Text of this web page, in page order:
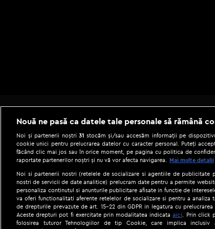
Gestionați preferințele
Nouă ne pasă ca datele tale personale să rămână
Noi și partenerii noștri31 stocăm și/sau accesăm informații pe
cookie unici pentru prelucrarea datelor cu caracter personal. Puteți
făcând clic mai jos sau în orice moment, pe pagina cu politica de
raportate partenerilor noștri și nu vă vor afecta navigarea.
Mai multe detalii
Noi si partenerii nostri (retelele de socializare si agentiile de publicitate
nostri de servicii de date analitice) prelucram date pentru a permite
personaliza continutul si anunturile publicitare afisate in functie de
va oferi functionalitati aferente retelelor de socializare si pentru a analiza
de drepturile prevazute de art. 15-22 din GDPR in legatura cu
Aceste drepturi pot fi exercitate prin modalitatea indicataaici. Prin click
folosirea tuturor Tehnologiilor de tip Cookie, care implica